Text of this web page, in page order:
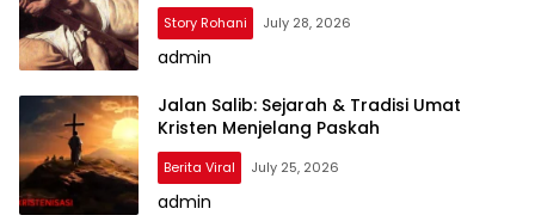
Story Rohani July 28, 2026
admin
Jalan Salib: Sejarah & Tradisi Umat
Kristen Menjelang Paskah
Berita Viral July 25, 2026
admin